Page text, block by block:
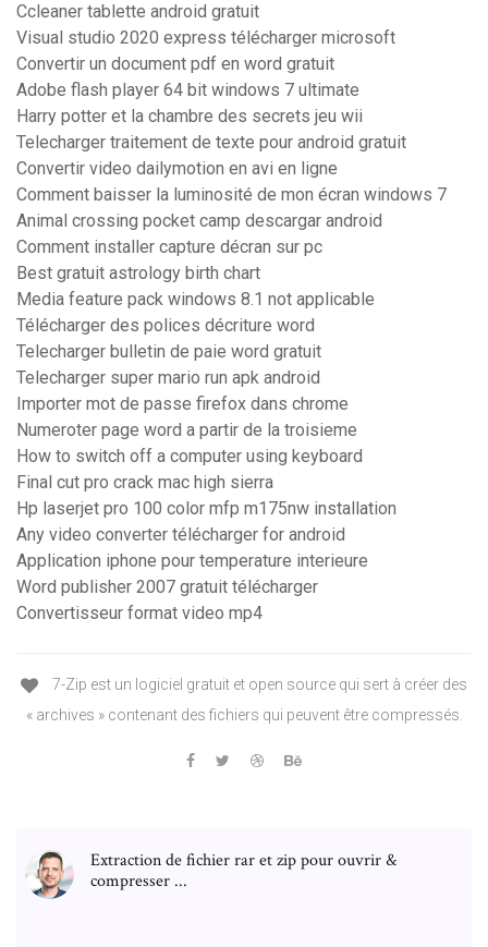
Ccleaner tablette android gratuit
Visual studio 2020 express télécharger microsoft
Convertir un document pdf en word gratuit
Adobe flash player 64 bit windows 7 ultimate
Harry potter et la chambre des secrets jeu wii
Telecharger traitement de texte pour android gratuit
Convertir video dailymotion en avi en ligne
Comment baisser la luminosité de mon écran windows 7
Animal crossing pocket camp descargar android
Comment installer capture décran sur pc
Best gratuit astrology birth chart
Media feature pack windows 8.1 not applicable
Télécharger des polices décriture word
Telecharger bulletin de paie word gratuit
Telecharger super mario run apk android
Importer mot de passe firefox dans chrome
Numeroter page word a partir de la troisieme
How to switch off a computer using keyboard
Final cut pro crack mac high sierra
Hp laserjet pro 100 color mfp m175nw installation
Any video converter télécharger for android
Application iphone pour temperature interieure
Word publisher 2007 gratuit télécharger
Convertisseur format video mp4
7-Zip est un logiciel gratuit et open source qui sert à créer des
« archives » contenant des fichiers qui peuvent être compressés.
Extraction de fichier rar et zip pour ouvrir &
compresser ...